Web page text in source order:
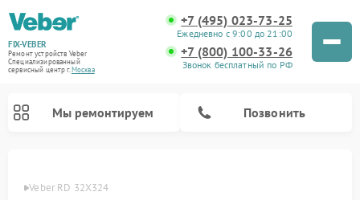
FIX-VEBER
Ремонт устройств Veber
Специализированный
cервисный центр г.Москва
+7 (495) 023-73-25
Ежедневно с 9:00 до 21:00
+7 (800) 100-33-26
Звонок бесплатный по РФ
Мы ремонтируем Позвонить
Veber RD 32X324